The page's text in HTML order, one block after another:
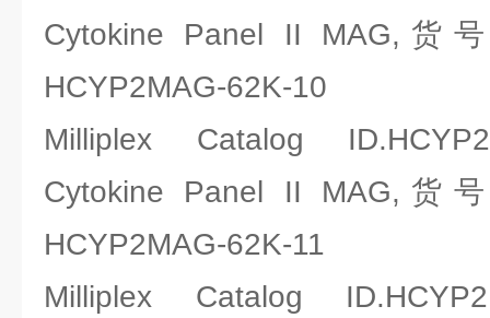
Cytokine Panel II MAG,货
HCYP2MAG-62K-10
Milliplex Catalog
Cytokine Panel II MAG,货
HCYP2MAG-62K-11
Milliplex Catalog